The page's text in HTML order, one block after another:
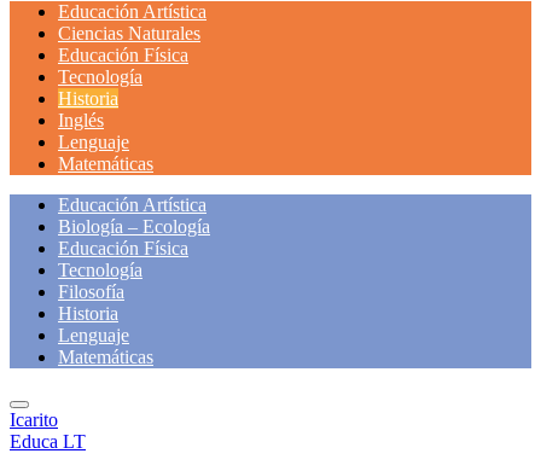
Educación Artística
Ciencias Naturales
Educación Física
Tecnología
Historia
Inglés
Lenguaje
Matemáticas
Educación Artística
Biología – Ecología
Educación Física
Tecnología
Filosofía
Historia
Lenguaje
Matemáticas
Icarito
Educa LT